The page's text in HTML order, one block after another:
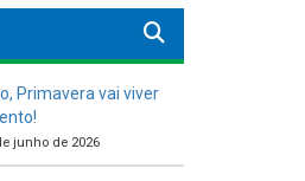
Primavera vai viver
junho de 2026